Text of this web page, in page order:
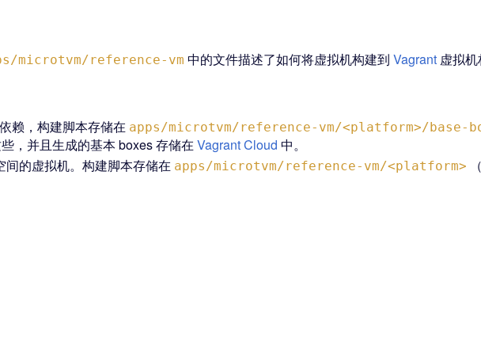
microtvm/reference-vm 中的文件描述了如何将虚拟机构建到 Vagrant 虚拟机
赖，构建脚本存储在 apps/microtvm/reference-vm/<platform>/base-
，并且生成的基本 boxes 存储在 Vagrant Cloud 中。
的虚拟机。构建脚本存储在 apps/microtvm/reference-vm/<platform>